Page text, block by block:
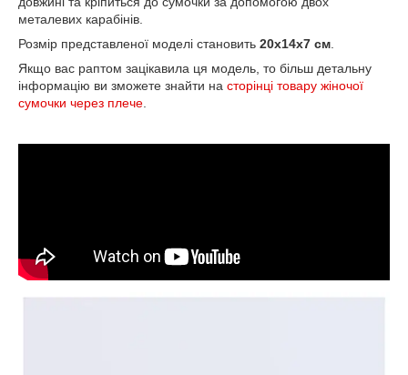
металевих карабінів.
Розмір представленої моделі становить 20х14х7 см
Якщо вас раптом зацікавила ця модель, то більш детальну
інформацію ви зможете знайти на сторінці товару жіночої
сумочки через плече